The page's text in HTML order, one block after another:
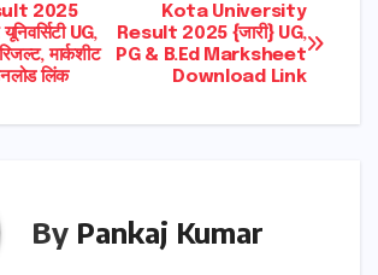
Kota University
Result 2025 {जारी} UG,
PG & B.Ed Marksheet
Download Link
2025
UG,
मार्कशीट
लिंक
By Pankaj Kumar